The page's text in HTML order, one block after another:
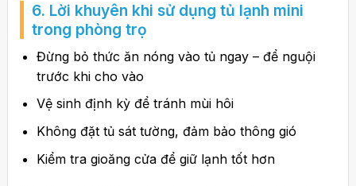
6. Lời khuyên khi sử dụng tủ lạnh mini
trong phòng trọ
Đừng bỏ thức ăn nóng vào tủ ngay – để nguội
trước khi cho vào
Vệ sinh định kỳ để tránh mùi hôi
Không đặt tủ sát tường, đảm bảo thông gió
Kiểm tra gioăng cửa để giữ lạnh tốt hơn